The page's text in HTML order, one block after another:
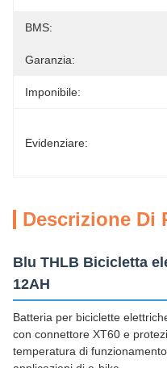
BMS:
Garanzia:
Imponibile:
Evidenziare:
Descrizione Di
Blu THLB Bicicletta
12AH
Batteria per biciclette
con connettore XT60 e
temperatura di